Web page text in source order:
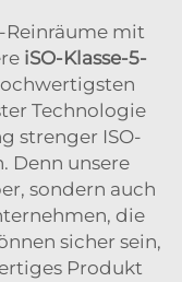
Reinräume mit
iSO-Klasse-5-
Technologie
strenger ISO-
Denn unsere
sondern auch
die
sicher sein,
Produkt